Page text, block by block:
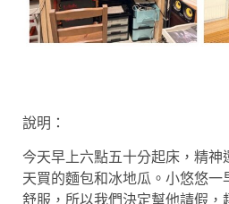
說明：
今天早上六點五十分起床，精神
天買的麵包和冰地瓜。小悠悠一
舒服，所以我們決定幫他請假，